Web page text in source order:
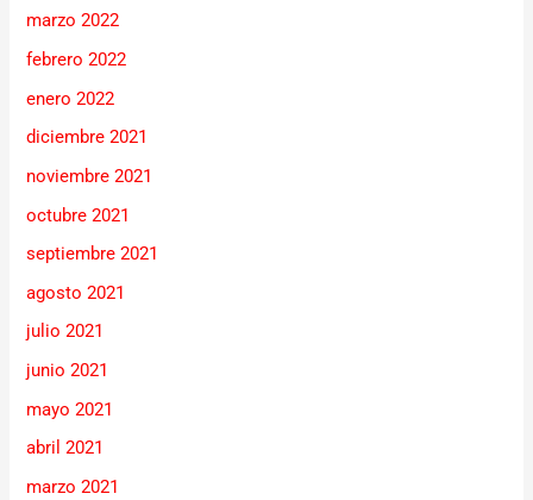
marzo 2022
febrero 2022
enero 2022
diciembre 2021
noviembre 2021
octubre 2021
septiembre 2021
agosto 2021
julio 2021
junio 2021
mayo 2021
abril 2021
marzo 2021